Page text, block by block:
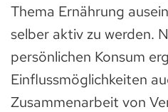
Thema Ernährung
selber aktiv zu werden.
persönlichen Konsum
Einflussmöglichkeiten
Zusammenarbeit von